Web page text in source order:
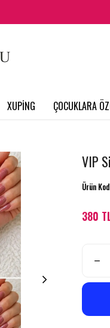
XUPİNG ÇOCUKLARA
VIP
Ürün
380